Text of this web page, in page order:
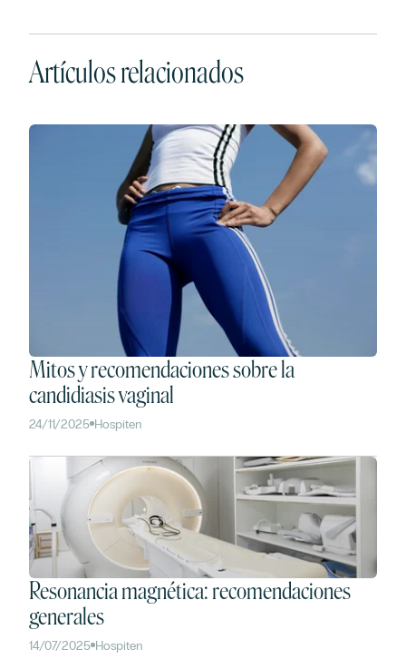
Artículos relacionados
Mitos y recomendaciones sobre la
candidiasis vaginal
24/11/2025 Hospiten
Resonancia magnética: recomendaciones
generales
14/07/2025 Hospiten